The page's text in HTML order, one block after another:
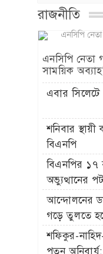
রাজনীতি
এনসিপি নেতা
সাময়িক
এবার
শনিবার
বিএনপি
বিএনপির ১৭
অভ্যুত্থানের
আন্দোলনের
গড়ে তুলতে
শফিকুর-
পতন